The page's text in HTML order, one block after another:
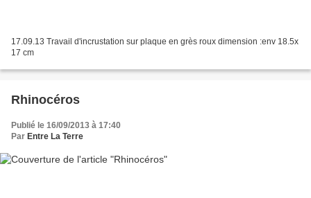
17.09.13 Travail d'incrustation sur plaque en grès roux dimension :env 18.5x
17 cm
Rhinocéros
Publié le 16/09/2013 à 17:40
Par Entre La Terre